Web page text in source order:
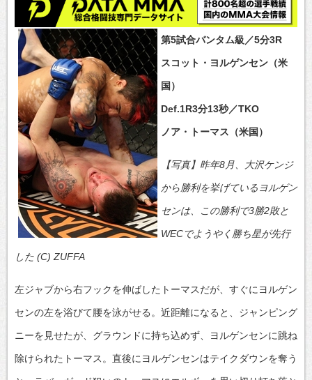
第5試合バンタム級／5分3R
スコット・ヨルゲンセン（米
国）
Def.1R3分13秒／TKO
ノア・トーマス（米国）
【写真】昨年8月、大沢ケンジ
から勝利を挙げているヨルゲン
センは、この勝利で3勝2敗と
WECでようやく勝ち星が先行
した (C) ZUFFA
左ジャブから右フックを伸ばしたトーマスだが、すぐにヨルゲン
センの左を浴びて腰を泳がせる。近距離になると、ジャンピング
ニーを見せたが、グラウンドに持ち込めず、ヨルゲンセンに跳ね
除けられたトーマス。直後にヨルゲンセンはテイクダウンを奪う